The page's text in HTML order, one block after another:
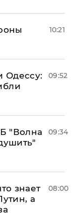
10:21
Одессу:
09:52
"Волна
09:34
знает
а
08:00